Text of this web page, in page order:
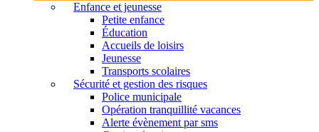
Enfance et jeunesse
Petite enfance
Éducation
Accueils de loisirs
Jeunesse
Transports scolaires
Sécurité et gestion des risques
Police municipale
Opération tranquillité vacances
Alerte évènement par sms